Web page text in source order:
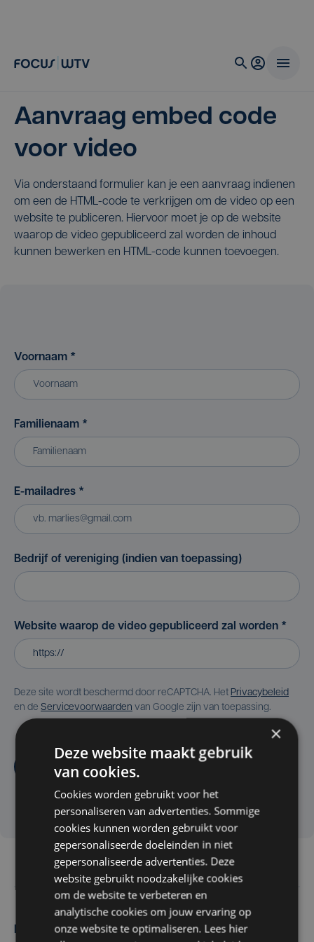
Aanvraag embed code
voor video
Via onderstaand formulier kan je een aanvraag indienen
om een de HTML-code te verkrijgen om de video op een
website te publiceren. Hiervoor moet je op de website
waarop de video gepubliceerd zal worden de inhoud
kunnen bewerken en HTML-code kunnen toevoegen.
Voornaam *
Familienaam *
E-mailadres *
Bedrijf of vereniging (indien van toepassing)
Website waarop de video gepubliceerd zal worden *
Deze site wordt beschermd door reCAPTCHA. Het Privacybeleid
en de Servicevoorwaarden van Google zijn van toepassing.
Aanvragen
Maak zelf het nieuws
×
Deze website maakt gebruik
van cookies.
Cookies worden gebruikt voor het
personaliseren van advertenties. Sommige
cookies kunnen worden gebruikt voor
gepersonaliseerde doeleinden in niet
gepersonaliseerde advertenties. Deze
website gebruikt noodzakelijke cookies
om de website te verbeteren en
analytische cookies om jouw ervaring op
onze website te optimaliseren. Lees hier